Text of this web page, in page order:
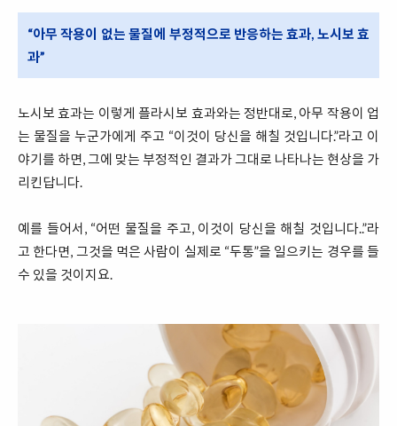
“아무 작용이 없는 물질에 부정적으로 반응하는 효과, 노시보 효
과”
노시보 효과는 이렇게 플라시보 효과와는 정반대로, 아무 작용이 업
는 물질을 누군가에게 주고 “이것이 당신을 해칠 것입니다.”라고 이
야기를 하면, 그에 맞는 부정적인 결과가 그대로 나타나는 현상을 가
리킨답니다.
예를 들어서, “어떤 물질을 주고, 이것이 당신을 해칠 것입니다..”라
고 한다면, 그것을 먹은 사람이 실제로 “두통”을 일으키는 경우를 들
수 있을 것이지요.